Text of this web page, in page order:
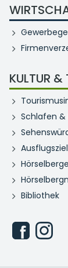
KULTUR &
Schlafen &
Hörselberge
Bibliothek